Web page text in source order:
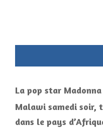
La pop star
Malawi samedi soir,
dans le pays